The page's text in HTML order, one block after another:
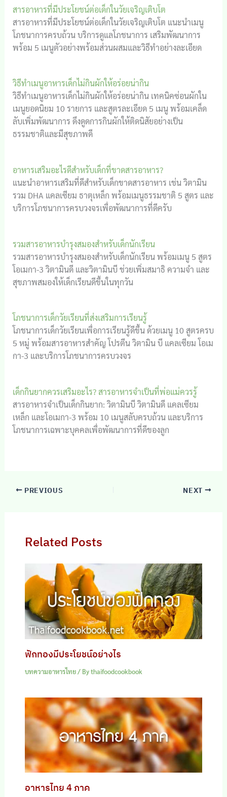
สารอาหารที่มีประโยชน์ต่อเด็กในวัยเจริญเติบโต
สารอาหารที่มีประโยชน์ต่อเด็กในวัยเจริญเติบโต แนะนำเมนู
โภชนาการครบถ้วน บริการดูแลโภชนาการ เสริมพัฒนาการ
พร้อม 5 เมนูตัวอย่างพร้อมส่วนผสมและวิธีทำอย่างละเอียด
วิธีทำเมนูอาหารเด็กไม่กินผักให้อร่อยน่ากิน
วิธีทำเมนูอาหารเด็กไม่กินผักให้อร่อยน่ากิน เทคนิคซ่อนผักใน
เมนูยอดนิยม 10 รายการ และสูตรละเอียด 5 เมนู พร้อมเคล็ด
ลับเพิ่มพัฒนาการ ดึงดูดการกินผักให้ติดนิสัยอย่างเป็น
ธรรมชาติและมีสุขภาพดี
อาหารเสริมอะไรดีสำหรับเด็กที่ขาดสารอาหาร?
แนะนำอาหารเสริมที่ดีสำหรับเด็กขาดสารอาหาร เช่น วิตามิน
รวม DHA แคลเซียม ธาตุเหล็ก พร้อมเมนูธรรมชาติ 5 สูตร และ
บริการโภชนาการครบวงจรเพื่อพัฒนาการที่ดีครับ
รวมสารอาหารบำรุงสมองสำหรับเด็กนักเรียน
รวมสารอาหารบำรุงสมองสำหรับเด็กนักเรียน พร้อมเมนู 5 สูตร
โอเมกา‑3 วิตามินดี และวิตามินบี ช่วยเพิ่มสมาธิ ความจำ และ
สุขภาพสมองให้เด็กเรียนดีขึ้นในทุกวัน
โภชนาการเด็กวัยเรียนที่ส่งเสริมการเรียนรู้
โภชนาการเด็กวัยเรียนเพื่อการเรียนรู้ดีขึ้น ด้วยเมนู 10 สูตรครบ
5 หมู่ พร้อมสารอาหารสำคัญ โปรตีน วิตามิน บี แคลเซียม โอเม
กา‑3 และบริการโภชนาการครบวงจร
เด็กกินยากควรเสริมอะไร? สารอาหารจำเป็นที่พ่อแม่ควรรู้
สารอาหารจำเป็นเด็กกินยาก: วิตามินบี วิตามินดี แคลเซียม
เหล็ก และโอเมกา‑3 พร้อม 10 เมนูสลับครบถ้วน และบริการ
โภชนาการเฉพาะบุคคลเพื่อพัฒนาการที่ดีของลูก
PREVIOUS NEXT
Related Posts
ฟักทองมีประโยชน์อย่างไร
บทความอาหารไทย/ Bythaifoodcookbook
อาหารไทย 4 ภาค